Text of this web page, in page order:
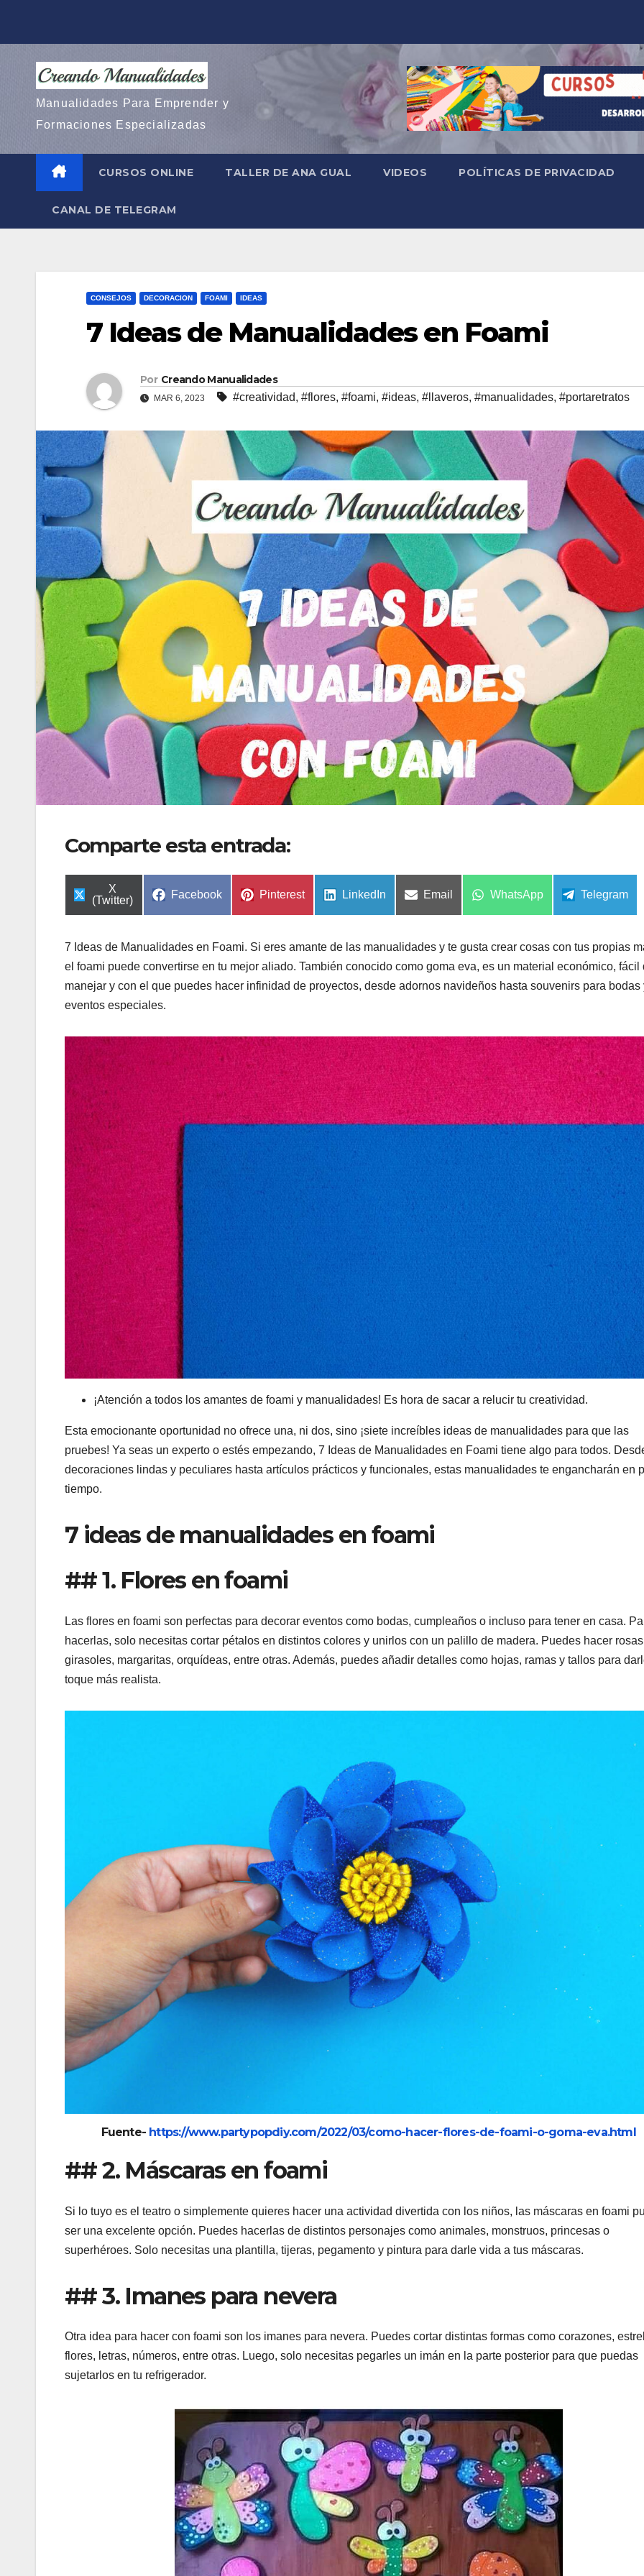
Manualidades Para Emprender y
Formaciones Especializadas
CURSOS ONLINE TALLER DE ANA GUAL VIDEOS POLÍTICAS DE PRIVACIDAD
CANAL DE TELEGRAM
CONSEJOS DECORACION FOAMI IDEAS
7 Ideas de Manualidades en Foami
Por Creando Manualidades
MAR 6, 2023 #creatividad, #flores, #foami, #ideas, #llaveros, #manualidades, #portaretratos
Comparte esta entrada:
Compartir
en
X
(Twitter)
Compartir
Facebook
Compartir
Pinterest
Compartir
LinkedIn
Compartir
Email
Compartir
WhatsApp
Compartir
Telegram
7 Ideas de Manualidades en Foami. Si eres amante de las manualidades y te gusta crear cosas con tus propias
el foami puede convertirse en tu mejor aliado. También conocido como goma eva, es un material económico, fácil
manejar y con el que puedes hacer infinidad de proyectos, desde adornos navideños hasta souvenirs para bodas
eventos especiales.
¡Atención a todos los amantes de foami y manualidades! Es hora de sacar a relucir tu creatividad.
Esta emocionante oportunidad no ofrece una, ni dos, sino ¡siete increíbles ideas de manualidades para que las
pruebes! Ya seas un experto o estés empezando, 7 Ideas de Manualidades en Foami tiene algo para todos.
decoraciones lindas y peculiares hasta artículos prácticos y funcionales, estas manualidades te engancharán en
tiempo.
7 ideas de manualidades en foami
## 1. Flores en foami
Las flores en foami son perfectas para decorar eventos como bodas, cumpleaños o incluso para tener en casa.
hacerlas, solo necesitas cortar pétalos en distintos colores y unirlos con un palillo de madera. Puedes hacer
girasoles, margaritas, orquídeas, entre otras. Además, puedes añadir detalles como hojas, ramas y tallos para
toque más realista.
Fuente- https://www.partypopdiy.com/2022/03/como-hacer-flores-de-foami-o-goma-eva.html
## 2. Máscaras en foami
Si lo tuyo es el teatro o simplemente quieres hacer una actividad divertida con los niños, las máscaras en foami
ser una excelente opción. Puedes hacerlas de distintos personajes como animales, monstruos, princesas o
superhéroes. Solo necesitas una plantilla, tijeras, pegamento y pintura para darle vida a tus máscaras.
## 3. Imanes para nevera
Otra idea para hacer con foami son los imanes para nevera. Puedes cortar distintas formas como corazones,
flores, letras, números, entre otras. Luego, solo necesitas pegarles un imán en la parte posterior para que puedas
sujetarlos en tu refrigerador.